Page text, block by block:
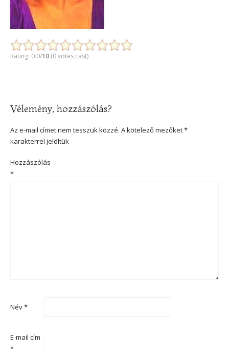
Rating: 0.0/10 (0 votes cast)
Vélemény, hozzászólás?
Az e-mail címet nem tesszük közzé. A kötelező mezőket*
karakterrel jelöltük
Hozzászólás
*
Név*
E-mail cím
*